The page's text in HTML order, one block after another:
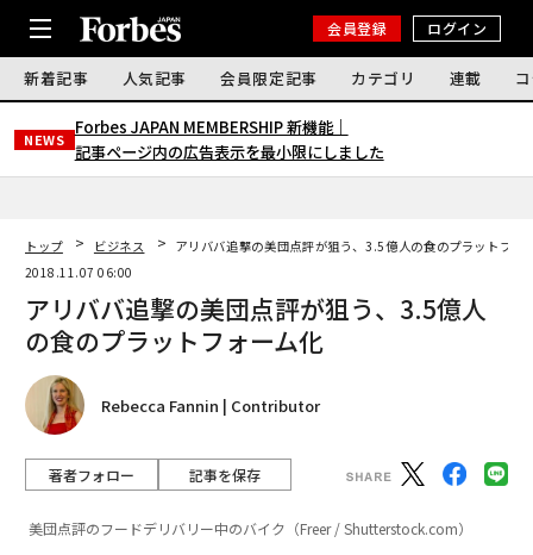
会員登録 ログイン
新着記事 人気記事 会員限定記事 カテゴリ 連載
NEWS
Forbes JAPAN MEMBERSHIP 新機能｜
記事ページ内の広告表示を最小限にしました
トップ ビジネス
アリババ追撃の美団点評が狙う、3.5億人の食のプラットフォ
2018.11.07 06:00
アリババ追撃の美団点評が狙う、3.5億人
の食のプラットフォーム化
Rebecca Fannin | Contributor
著者フォロー 記事を保存
美団点評のフードデリバリー中のバイク（Freer / Shutterstock.com）